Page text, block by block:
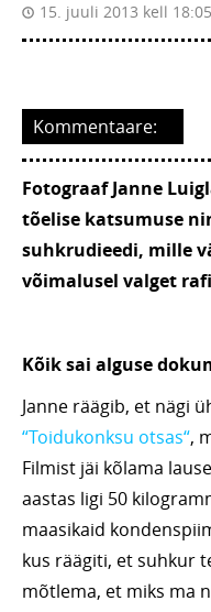
15. juuli 2013 kell 18:05
Kommentaare:
Fotograaf Janne
tõelise katsumuse
suhkrudieedi, mille
võimalusel valget
Kõik sai alguse
Janne räägib, et nägi
“Toidukonksu otsas“,
Filmist jäi kõlama
aastas ligi 50
maasikaid
kus räägiti, et suhkur
mõtlema, et miks ma